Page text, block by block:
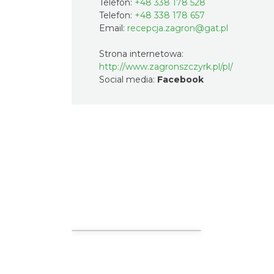
Telefon: +48 338 178 528
Telefon: +48 338 178 657
Email: recepcja.zagron@gat.pl
Strona internetowa:
http://www.zagronszczyrk.pl/pl/
Social media: Facebook